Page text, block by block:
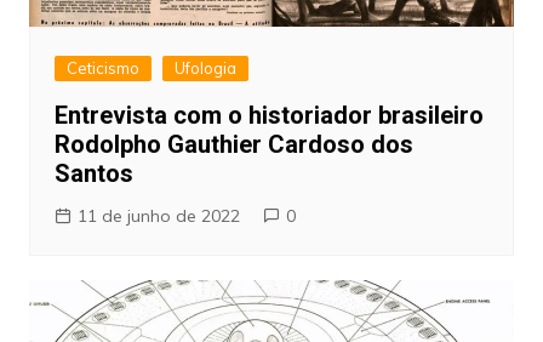
Ceticismo Ufologia
Entrevista com o historiador brasileiro
Rodolpho Gauthier Cardoso dos
Santos
11 de junho de 2022 0